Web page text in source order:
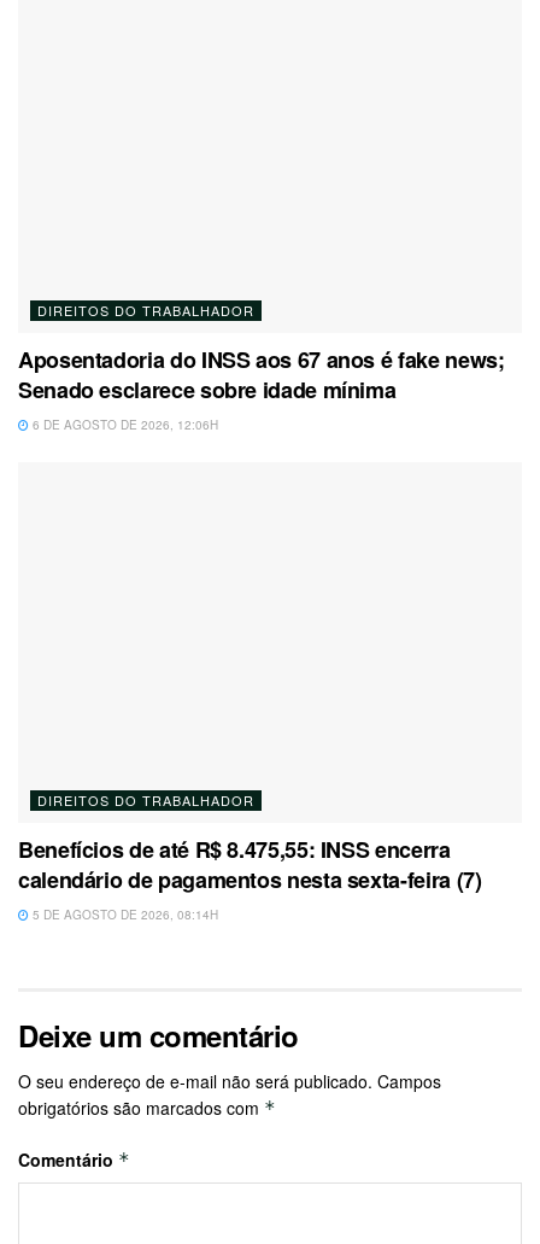
DIREITOS DO TRABALHADOR
Aposentadoria do INSS aos 67 anos é fake news;
Senado esclarece sobre idade mínima
6 DE AGOSTO DE 2026, 12:06H
DIREITOS DO TRABALHADOR
Benefícios de até R$ 8.475,55: INSS encerra
calendário de pagamentos nesta sexta-feira (7)
5 DE AGOSTO DE 2026, 08:14H
Deixe um comentário
O seu endereço de e-mail não será publicado. Campos
obrigatórios são marcados com *
Comentário *